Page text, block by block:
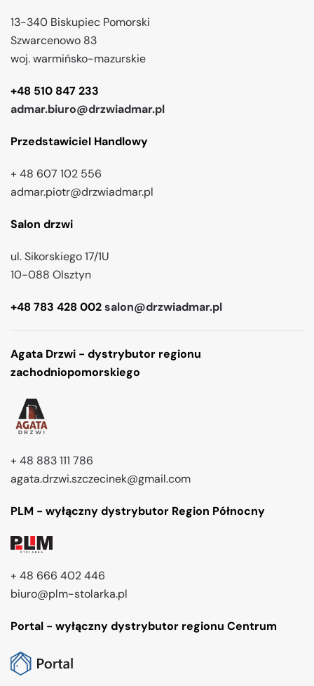
13-340 Biskupiec Pomorski
Szwarcenowo 83
woj. warmińsko-mazurskie
+48 510 847 233
admar.biuro@drzwiadmar.pl
Przedstawiciel Handlowy
+ 48 607 102 556
admar.piotr@drzwiadmar.pl
Salon drzwi
ul. Sikorskiego 17/1U
10-088 Olsztyn
+48 783 428 002salon@drzwiadmar.pl
Agata Drzwi - dystrybutor regionu
zachodniopomorskiego
+ 48 883 111 786
agata.drzwi.szczecinek@gmail.com
PLM - wyłączny dystrybutor Region Północny
+ 48 666 402 446
biuro@plm-stolarka.pl
Portal - wyłączny dystrybutor regionu Centrum